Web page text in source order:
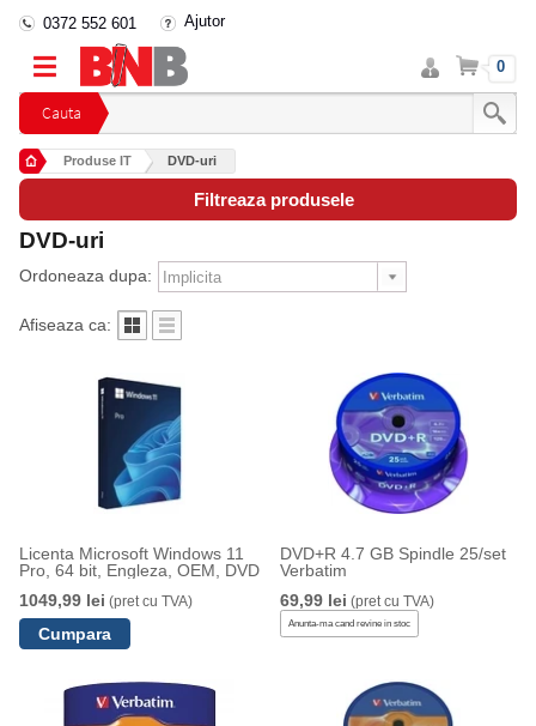
Cauta
0372 552 601 Ajutor
Intra
in
cont
Cos 0
Produse IT DVD-uri
Filtreaza produsele
DVD-uri
Ordoneaza dupa:
Afiseaza ca:
Licenta Microsoft Windows 11
Pro, 64 bit, Engleza, OEM, DVD
1049,99 lei (pret cu TVA)
DVD+R 4.7 GB Spindle 25/set
Verbatim
69,99 lei (pret cu TVA)
Anunta-ma cand revine in stoc